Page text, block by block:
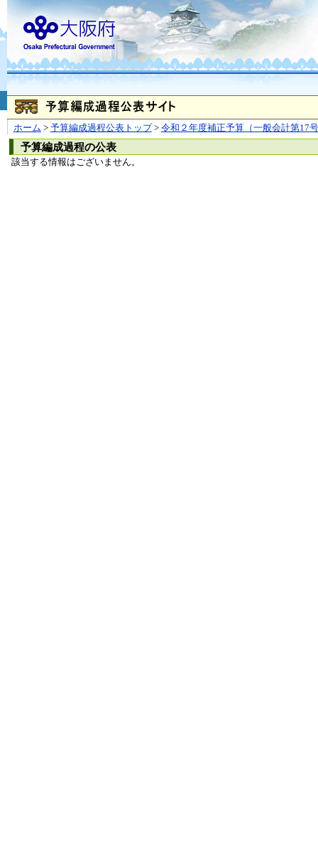
ホーム > 予算編成過程公表トップ> 令和２年度補正予算（一般会計第17
予算編成過程の公表
該当する情報はございません。
お問合せ
大阪府
（法人番号 4000020270008）
本庁 〒540-8570
大阪市
〒559-8555